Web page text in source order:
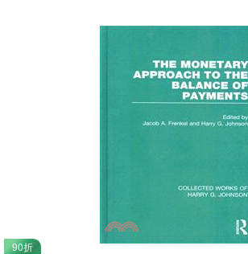
獎 臺灣漫遊錄 、
偉大的迷走神經
90折